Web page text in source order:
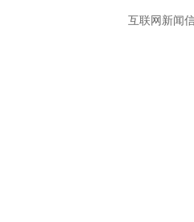
互联网新闻